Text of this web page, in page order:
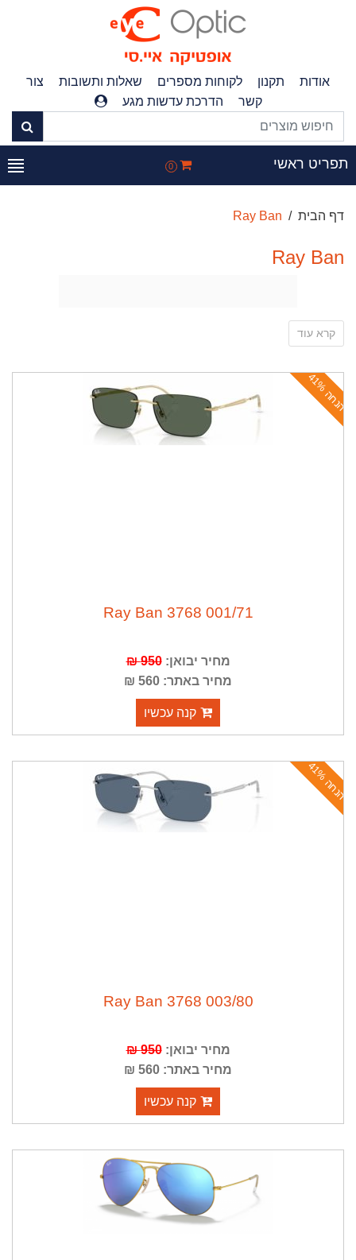
אודות תקנון לקוחות מספרים שאלות ותשובות
צור
קשר
הדרכת עדשות מגע
תפריט ראשי 0
דף הבית Ray Ban
Ray Ban
קרא עוד
ה
נ
ח
ה
4
1
%
001/71 Ray Ban 3768
מחיר יבואן:950 ₪
מחיר באתר: 560 ₪
קנה עכשיו
ה
נ
ח
ה
4
1
%
003/80 Ray Ban 3768
מחיר יבואן:950 ₪
מחיר באתר: 560 ₪
קנה עכשיו